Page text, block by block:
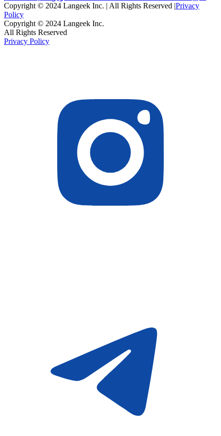
Copyright © 2024 Langeek Inc. | All Rights Reserved |Privacy
Policy
Copyright © 2024 Langeek Inc.
All Rights Reserved
Privacy Policy